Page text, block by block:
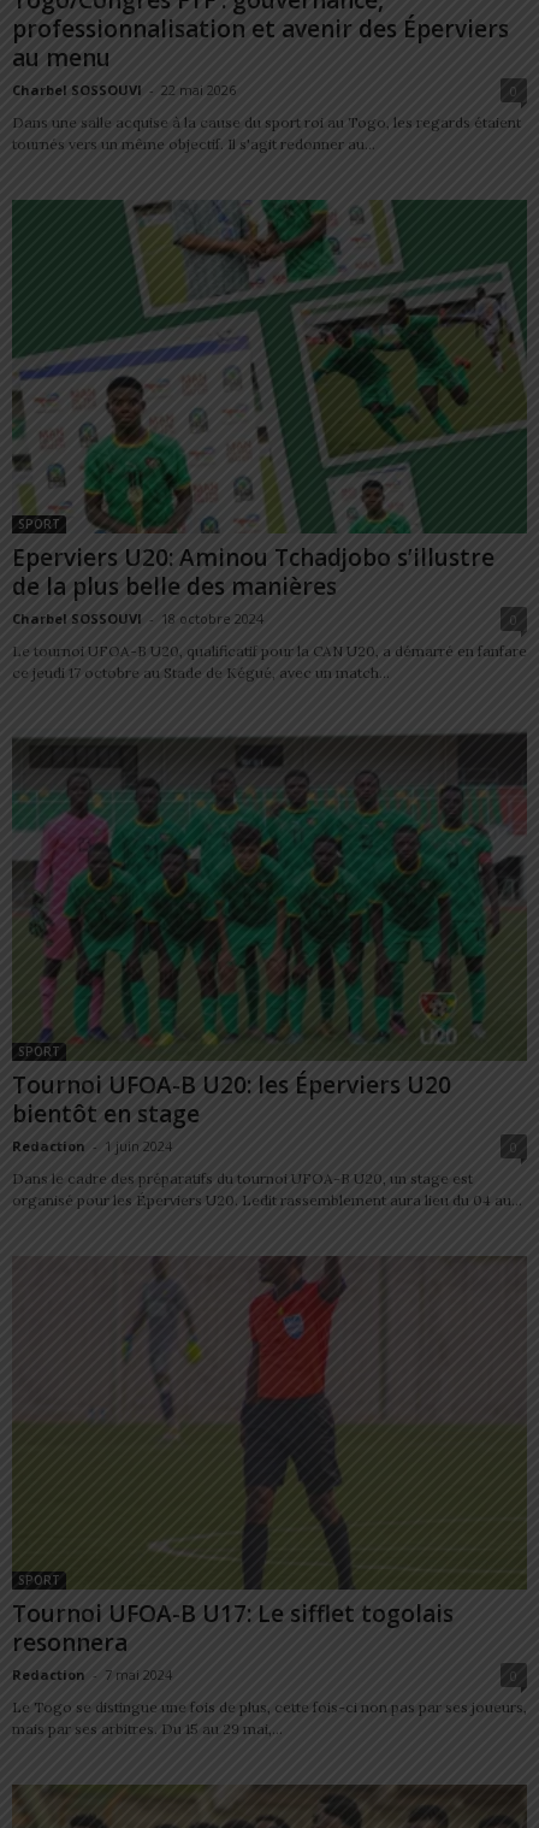
professionnalisation et avenir des Éperviers
au menu
Charbel SOSSOUVI - 22 mai 2026
0
Dans une salle acquise à la cause du sport roi au Togo, les regards étaient
tournés vers un même objectif. Il s'agit redonner au...
SPORT
Eperviers U20: Aminou Tchadjobo s’illustre
de la plus belle des manières
Charbel SOSSOUVI - 18 octobre 2024
0
Le tournoi UFOA-B U20, qualificatif pour la CAN U20, a démarré en fanfare
ce jeudi 17 octobre au Stade de Kégué, avec un match...
SPORT
Tournoi UFOA-B U20: les Éperviers U20
bientôt en stage
Redaction - 1 juin 2024
0
Dans le cadre des préparatifs du tournoi UFOA-B U20, un stage est
organisé pour les Éperviers U20. Ledit rassemblement aura lieu du 04 au...
SPORT
Tournoi UFOA-B U17: Le sifflet togolais
resonnera
Redaction - 7 mai 2024
0
Le Togo se distingue une fois de plus, cette fois-ci non pas par ses joueurs,
mais par ses arbitres. Du 15 au 29 mai,...